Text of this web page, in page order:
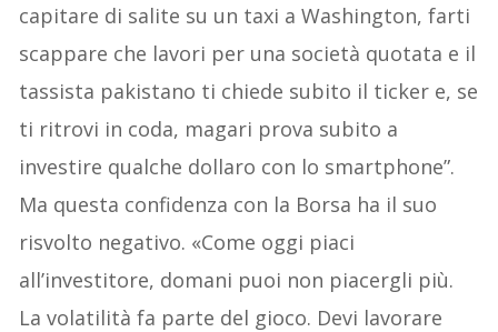
capitare di salite su un taxi a Washington, farti
scappare che lavori per una società quotata e il
tassista pakistano ti chiede subito il ticker e, se
ti ritrovi in coda, magari prova subito a
investire qualche dollaro con lo smartphone”.
Ma questa confidenza con la Borsa ha il suo
risvolto negativo. «Come oggi piaci
all’investitore, domani puoi non piacergli più.
La volatilità fa parte del gioco. Devi lavorare